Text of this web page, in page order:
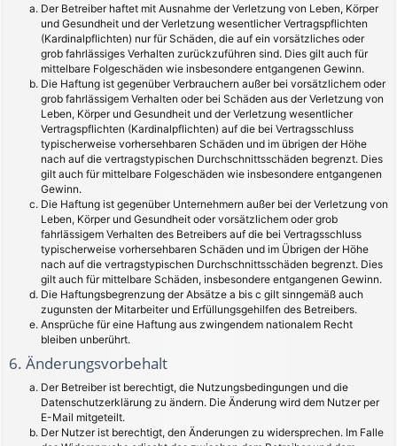
Der Betreiber haftet mit Ausnahme der Verletzung von Leben, Körper
und Gesundheit und der Verletzung wesentlicher Vertragspflichten
(Kardinalpflichten) nur für Schäden, die auf ein vorsätzliches oder
grob fahrlässiges Verhalten zurückzuführen sind. Dies gilt auch für
mittelbare Folgeschäden wie insbesondere entgangenen Gewinn.
Die Haftung ist gegenüber Verbrauchern außer bei vorsätzlichem oder
grob fahrlässigem Verhalten oder bei Schäden aus der Verletzung von
Leben, Körper und Gesundheit und der Verletzung wesentlicher
Vertragspflichten (Kardinalpflichten) auf die bei Vertragsschluss
typischerweise vorhersehbaren Schäden und im übrigen der Höhe
nach auf die vertragstypischen Durchschnittsschäden begrenzt. Dies
gilt auch für mittelbare Folgeschäden wie insbesondere entgangenen
Gewinn.
Die Haftung ist gegenüber Unternehmern außer bei der Verletzung von
Leben, Körper und Gesundheit oder vorsätzlichem oder grob
fahrlässigem Verhalten des Betreibers auf die bei Vertragsschluss
typischerweise vorhersehbaren Schäden und im Übrigen der Höhe
nach auf die vertragstypischen Durchschnittsschäden begrenzt. Dies
gilt auch für mittelbare Schäden, insbesondere entgangenen Gewinn.
Die Haftungsbegrenzung der Absätze a bis c gilt sinngemäß auch
zugunsten der Mitarbeiter und Erfüllungsgehilfen des Betreibers.
Ansprüche für eine Haftung aus zwingendem nationalem Recht
bleiben unberührt.
6. Änderungsvorbehalt
Der Betreiber ist berechtigt, die Nutzungsbedingungen und die
Datenschutzerklärung zu ändern. Die Änderung wird dem Nutzer per
E-Mail mitgeteilt.
Der Nutzer ist berechtigt, den Änderungen zu widersprechen. Im Falle